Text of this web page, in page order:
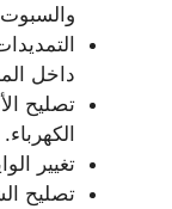
داخل
تصليح
الكهرباء.
تغيير
تصليح